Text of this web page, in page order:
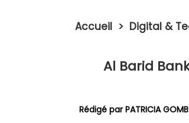
Accueil > Digital &
Al Barid
Rédigé par PATRICIA